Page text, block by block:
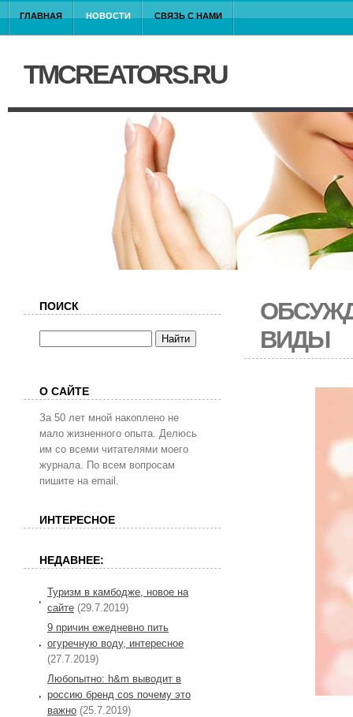
ГЛАВНАЯ НОВОСТИ СВЯЗЬ С НАМИ
TMCREATORS.RU
ВИДЫ
ПОИСК
О САЙТЕ
За 50 лет мной накоплено не
мало жизненного опыта. Делюсь
им со всеми читателями моего
журнала. По всем вопросам
пишите на email.
ИНТЕРЕСНОЕ
НЕДАВНЕЕ:
Туризм в камбодже, новое на
сайте (29.7.2019)
9 причин ежедневно пить
огуречную воду, интересное
(27.7.2019)
Любопытно: h&m выводит в
россию бренд cos почему это
важно (25.7.2019)